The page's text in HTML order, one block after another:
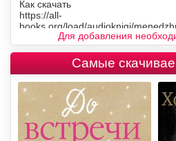
Для добавления
Самые